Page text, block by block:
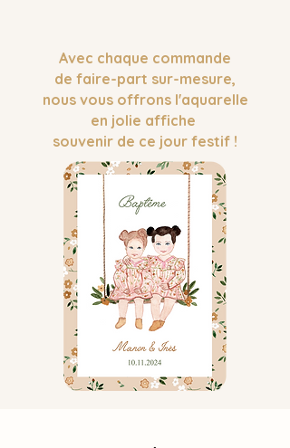
Avec chaque commande
de faire-part sur-mesure,
nous vous offrons l'aquarelle
en jolie affiche
souvenir de ce jour festif !